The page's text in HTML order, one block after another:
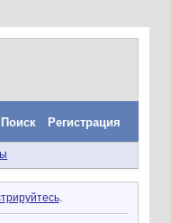
Поиск
Регистрация
.